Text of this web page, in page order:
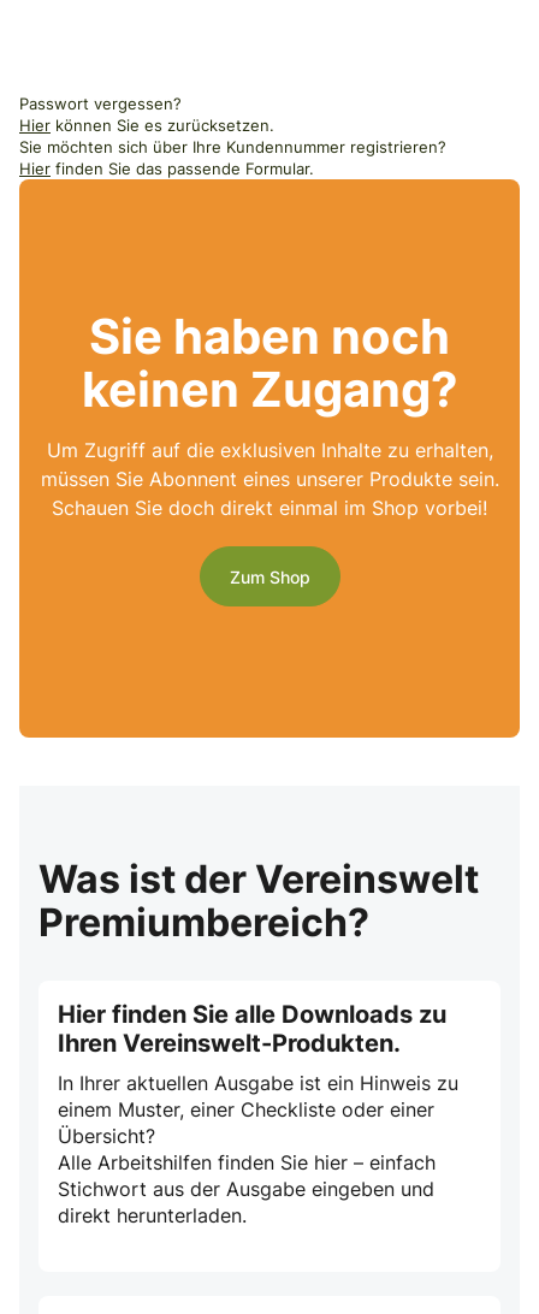
Passwort vergessen?
Hier können Sie es zurücksetzen.
Sie möchten sich über Ihre Kundennummer registrieren?
Hier finden Sie das passende Formular.
Sie haben noch
keinen Zugang?
Um Zugriff auf die exklusiven Inhalte zu erhalten,
müssen Sie Abonnent eines unserer Produkte sein.
Schauen Sie doch direkt einmal im Shop vorbei!
Zum Shop
Was ist der Vereinswelt
Premiumbereich?
Hier finden Sie alle Downloads zu
Ihren Vereinswelt-Produkten.
In Ihrer aktuellen Ausgabe ist ein Hinweis zu
einem Muster, einer Checkliste oder einer
Übersicht?
Alle Arbeitshilfen finden Sie hier – einfach
Stichwort aus der Ausgabe eingeben und
direkt herunterladen.